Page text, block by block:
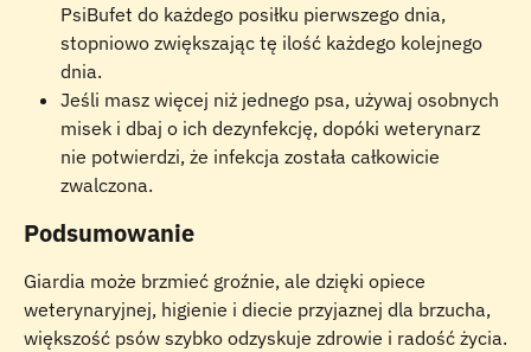
PsiBufet do każdego posiłku pierwszego dnia,
stopniowo zwiększając tę ilość każdego kolejnego
dnia.
Jeśli masz więcej niż jednego psa, używaj osobnych
misek i dbaj o ich dezynfekcję, dopóki weterynarz
nie potwierdzi, że infekcja została całkowicie
zwalczona.
Podsumowanie
Giardia może brzmieć groźnie, ale dzięki opiece
weterynaryjnej, higienie i diecie przyjaznej dla brzucha,
większość psów szybko odzyskuje zdrowie i radość życia.